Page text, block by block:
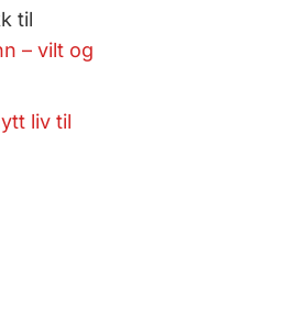
til
– vilt og
liv til